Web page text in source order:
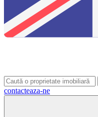
contacteaza-ne